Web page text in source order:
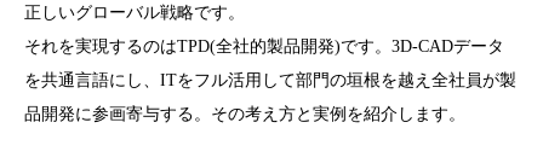
正しいグローバル戦略です。
それを実現するのはTPD(全社的製品開発)です。3D-CADデータ
を共通言語にし、ITをフル活用して部門の垣根を越え全社員が製
品開発に参画寄与する。その考え方と実例を紹介します。